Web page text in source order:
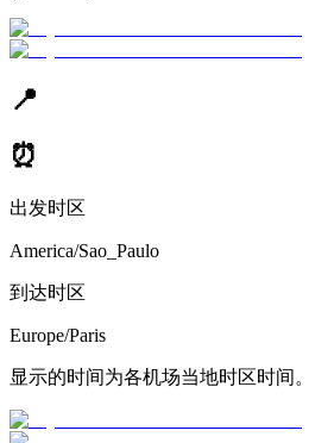
📍
⏰
出发时区
America/Sao_Paulo
到达时区
Europe/Paris
显示的时间为各机场当地时区时间。